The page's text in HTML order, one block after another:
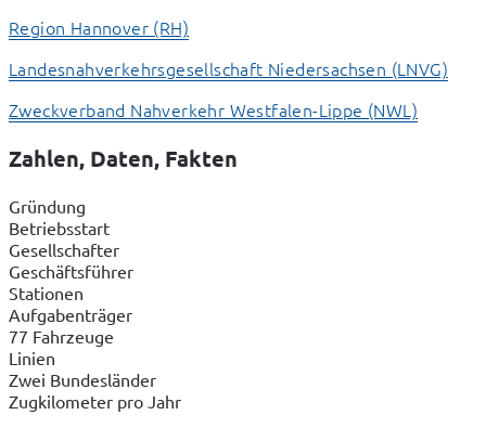
Landesnahverkehrsgesellschaft Niedersachsen (LNVG)
Zweckverband Nahverkehr Westfalen-Lippe (NWL)
Zahlen, Daten, Fakten
Gründung
Betriebsstart
Gesellschafter
Geschäftsführer
Stationen
Aufgabenträger
77 Fahrzeuge
Linien
Zwei Bundesländer
Zugkilometer pro Jahr